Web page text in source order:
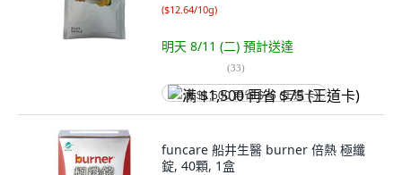
($12.64/10g)
明天 8/11 (二) 預計送達
(33)
满 $1,500 再省 $75 (王道卡)
funcare 船井生醫 burner 倍熱 極纖
錠, 40顆, 1盒